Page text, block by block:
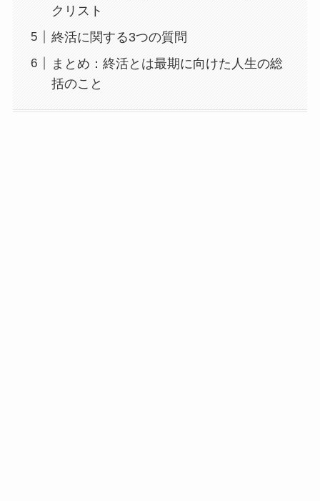
クリスト
終活に関する3つの質問
まとめ：終活とは最期に向けた人生の総
括のこと